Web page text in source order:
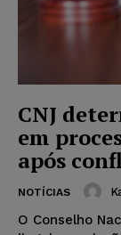
CNJ
em
após
NOTÍCIAS
O Conselho